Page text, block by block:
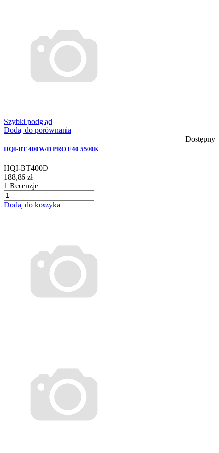
Szybki podgląd
Dodaj do porównania
Dostępny
HQI-BT 400W/D PRO E40 5500K
HQI-BT400D
188,86 zł
1 Recenzje
Dodaj do koszyka